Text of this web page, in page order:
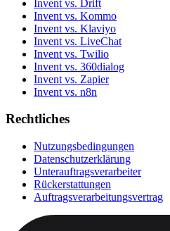
Invent vs. Drift
Invent vs. Kommo
Invent vs. Klaviyo
Invent vs. LiveChat
Invent vs. Twilio
Invent vs. 360dialog
Invent vs. Zapier
Invent vs. n8n
Rechtliches
Nutzungsbedingungen
Datenschutzerklärung
Unterauftragsverarbeiter
Rückerstattungen
Auftragsverarbeitungsvertrag